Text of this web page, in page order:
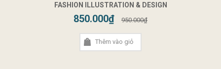
FASHION ILLUSTRATION & DESIGN
850.000₫ 950.000₫
Thêm vào giỏ